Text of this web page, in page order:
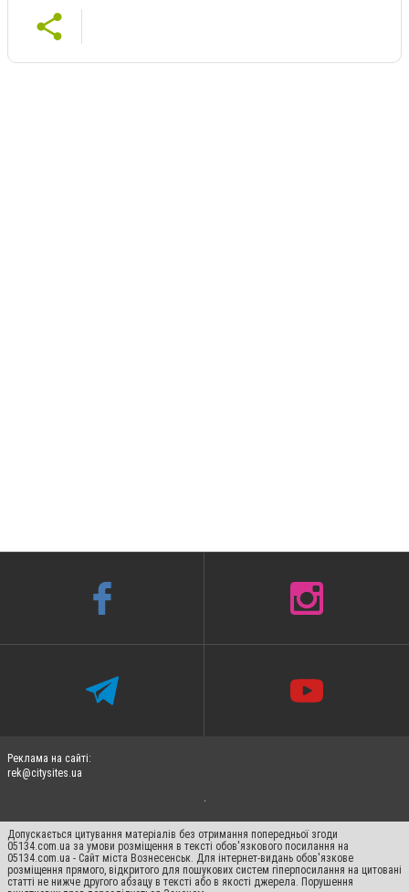
Реклама на сайті:
rek@citysites.ua
Допускається цитування матеріалів без отримання попередньої згоди
05134.com.ua за умови розміщення в тексті обов'язкового посилання на
05134.com.ua - Сайт міста Вознесенськ. Для інтернет-видань обов'язкове
розміщення прямого, відкритого для пошукових систем гіперпосилання на цитовані
статті не нижче другого абзацу в тексті або в якості джерела. Порушення